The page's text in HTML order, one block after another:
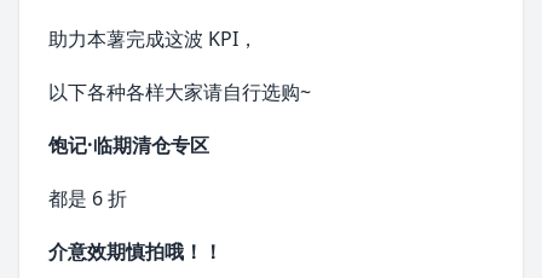
助力本薯完成这波 KPI，
以下各种各样大家请自行选购~
饱记·临期清仓专区
都是 6 折
介意效期慎拍哦！！